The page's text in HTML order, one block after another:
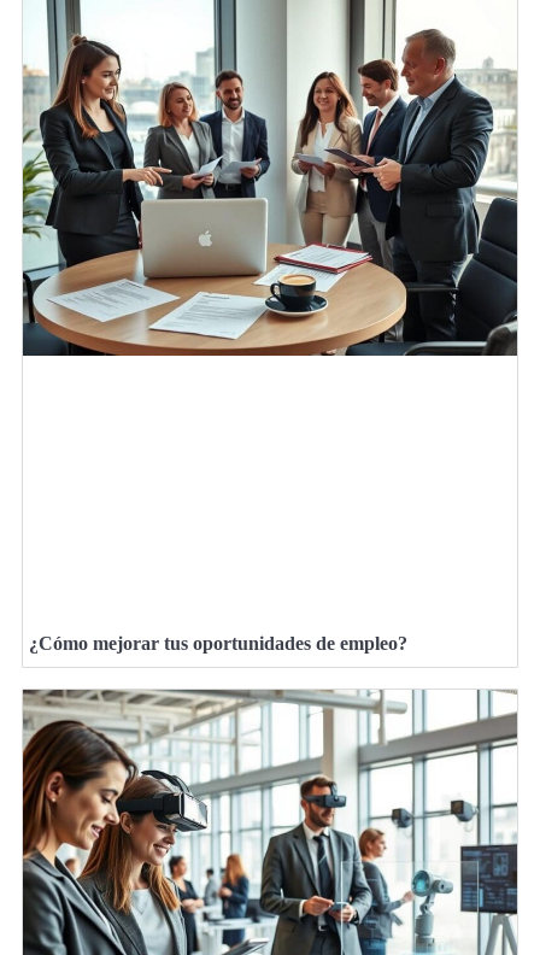
¿Cómo mejorar tus oportunidades de empleo?